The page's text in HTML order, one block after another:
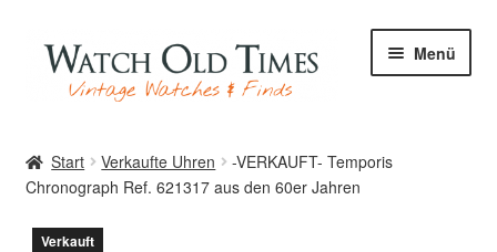
Zur
Navigation
springen
Zum
Inhalt
springen
Menü
Uhren
Start Verkaufte Uhren
-VERKAUFT- Temporis
Chronograph Ref. 621317 aus den 60er Jahren
Verkauft